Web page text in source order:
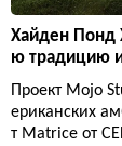
Хайден Понд
ю традицию
Проект Mojo
ериканских
т Matrice от